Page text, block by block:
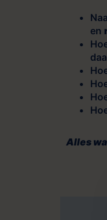
en
Alles